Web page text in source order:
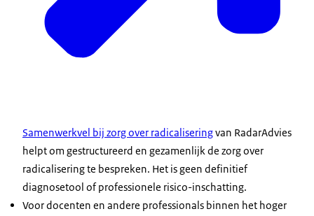
Samenwerkvel bij zorg over radicaliseringvan RadarAdvies
helpt om gestructureerd en gezamenlijk de zorg over
radicalisering te bespreken. Het is geen definitief
diagnosetool of professionele risico-inschatting.
Voor docenten en andere professionals binnen het hoger